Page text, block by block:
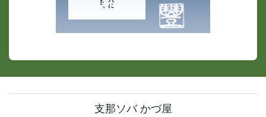
支那ソバ かづ屋